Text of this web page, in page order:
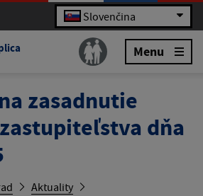
Slovenčina
Menu
zasadnutie
dňa
Aktuality